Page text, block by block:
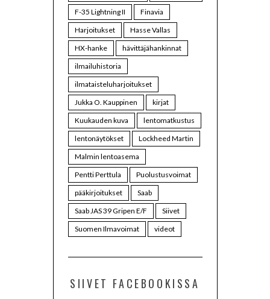
F-35 Lightning II
Finavia
Harjoitukset
Hasse Vallas
HX-hanke
hävittäjähankinnat
ilmailuhistoria
ilmataisteluharjoitukset
Jukka O. Kauppinen
kirjat
Kuukauden kuva
lentomatkustus
lentonäytökset
Lockheed Martin
Malmin lentoasema
Pentti Perttula
Puolustusvoimat
pääkirjoitukset
Saab
Saab JAS 39 Gripen E/F
Siivet
Suomen Ilmavoimat
videot
SIIVET FACEBOOKISSA